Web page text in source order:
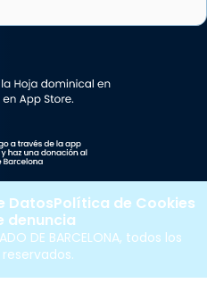
DE BARCELONA, todos los
DatosPolítica de Cookies
denuncia